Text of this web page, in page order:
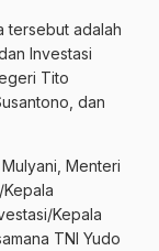
tersebut adalah
Investasi
Tito
dan
Menteri
Kepala
TNI Yudo